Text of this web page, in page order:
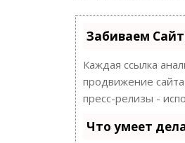
Забиваем
Каждая ссылка
продвижение
пресс-релизы -
Что умеет